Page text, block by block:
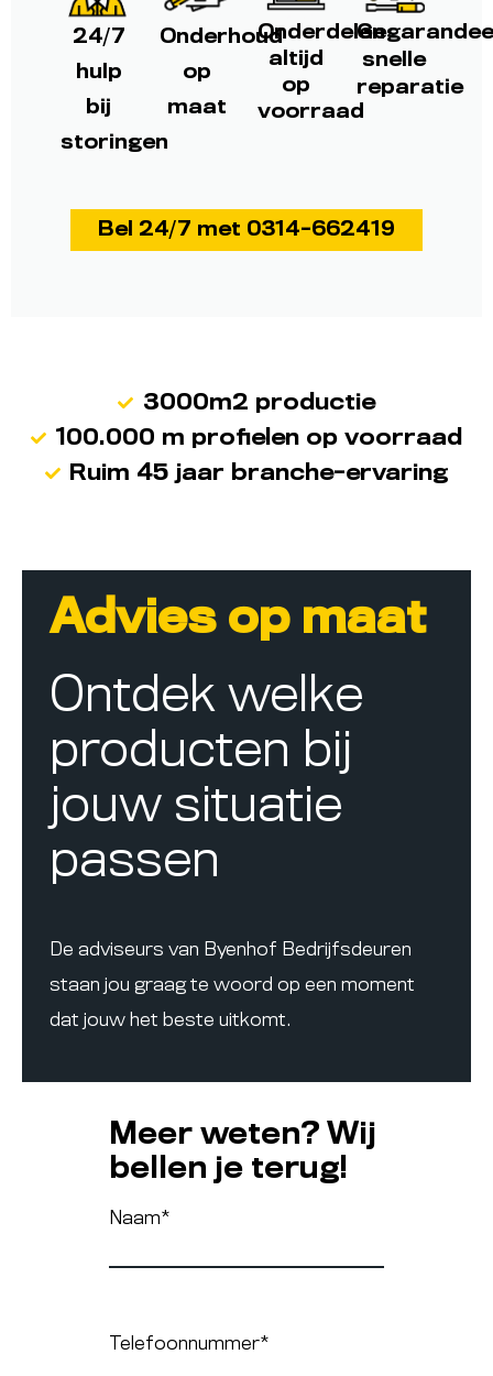
24/7
hulp
bij
storingen
Onderhoud
op
maat
Onderdelen
altijd
op
voorraad
snelle
reparatie
Bel 24/7 met 0314-662419
3000m2 productie
100.000 m profielen op voorraad
Ruim 45 jaar branche-ervaring
Advies op maat
Ontdek welke
producten bij
jouw situatie
passen
De adviseurs van Byenhof Bedrijfsdeuren
staan jou graag te woord op een moment
dat jouw het beste uitkomt.
Meer weten? Wij
bellen je terug!
Naam*
Telefoonnummer*